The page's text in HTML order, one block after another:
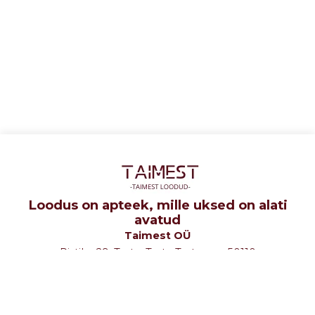
Loodus on apteek, mille uksed on alati
avatud
Taimest OÜ
Ristiku 29, Tartu, Tartu Tartumaa 50110